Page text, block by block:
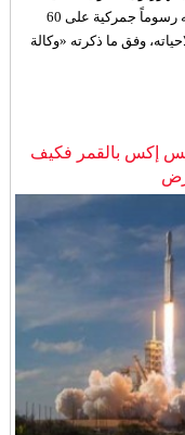
إدارة دونالد ترمب، الاثنين، على خلفية فرضه رسوماً جمركية على 60
وفق ما ذكرته «وكالة
إكس بالقمر فكيف